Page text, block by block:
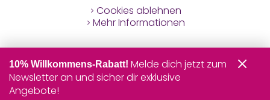
Cookies ablehnen
Mehr Informationen
10% Willkommens-Rabatt! Melde dich jetzt zum
Newsletter an und sicher dir exklusive
Angebote!